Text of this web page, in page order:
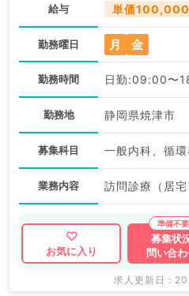
給与 単価
勤務曜日 月 金
勤務時間 日勤:09:00〜
勤務地 静岡県焼津市
募集科目
業務内容 訪問診療（居
お気に入り
募集状
問い合
求人更新日 :